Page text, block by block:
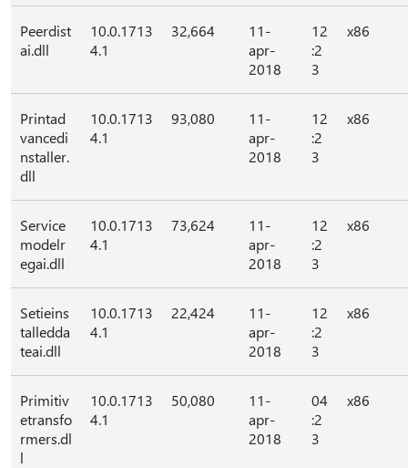
Peerdist
ai.dll
10.0.1713
4.1
32,664
11-
apr-
2018
12
:2
3
x86
Printad
vancedi
nstaller.
dll
10.0.1713
4.1
93,080
11-
apr-
2018
12
:2
3
x86
Service
modelr
egai.dll
10.0.1713
4.1
73,624
11-
apr-
2018
12
:2
3
x86
Setieins
talledda
teai.dll
10.0.1713
4.1
22,424
11-
apr-
2018
12
:2
3
x86
Primitiv
etransfo
rmers.dl
l
10.0.1713
4.1
50,080
11-
apr-
2018
04
:2
3
x86